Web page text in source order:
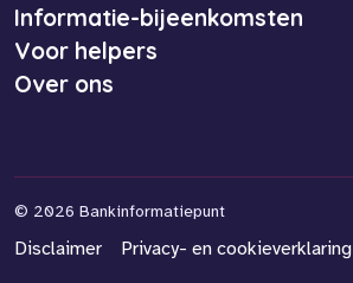
Informatie-bijeenkomsten
Voor helpers
Over ons
© 2026 Bankinformatiepunt
Disclaimer
Privacy- en cookieverklaring